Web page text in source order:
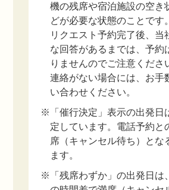
機の残席や宿泊施設の空き
どが必要な状態のことです。
リクエスト予約完了後、当
な回答があるまでは、予約
りませんのでご注意くださ
連絡がない場合には、お手
い合わせください。
※「催行決定」表示の出発日
定しています。電話予約と
席（キャンセル待ち）とな
ます。
※「残席わずか」の出発日は